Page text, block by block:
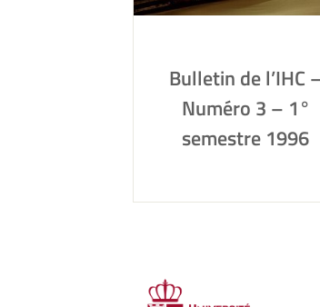
Bulletin de l’IHC
Numéro 3 – 1°
semestre 1996